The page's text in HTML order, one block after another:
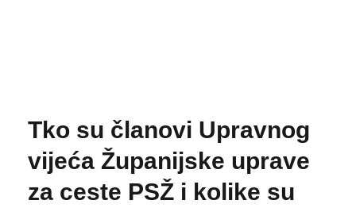
Tko su članovi Upravnog
vijeća Županijske uprave
za ceste PSŽ i kolike su